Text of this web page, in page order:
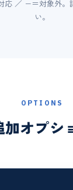
／ −＝対象外。
い。
OPTIONS
加オプシ